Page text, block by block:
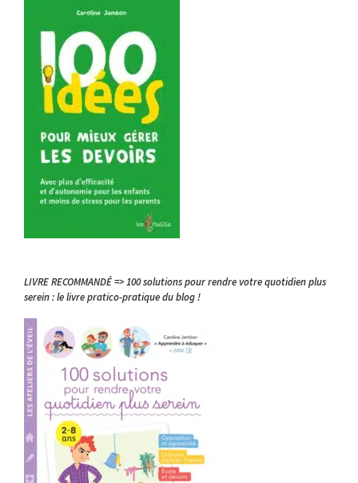
LIVRE RECOMMANDÉ => 100 solutions pour rendre votre quotidien plus
serein : le livre pratico-pratique du blog !